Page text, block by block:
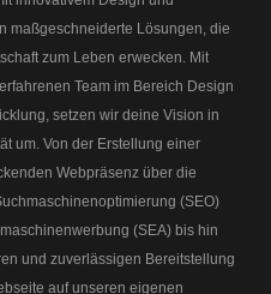
maßgeschneiderte Lösungen, die
zum Leben erwecken. Mit
Team im Bereich Design
setzen wir deine Vision in
um. Von der Erstellung einer
Webpräsenz über die
(SEO)
(SEA) bis hin
und zuverlässigen Bereitstellung
auf unseren eigenen